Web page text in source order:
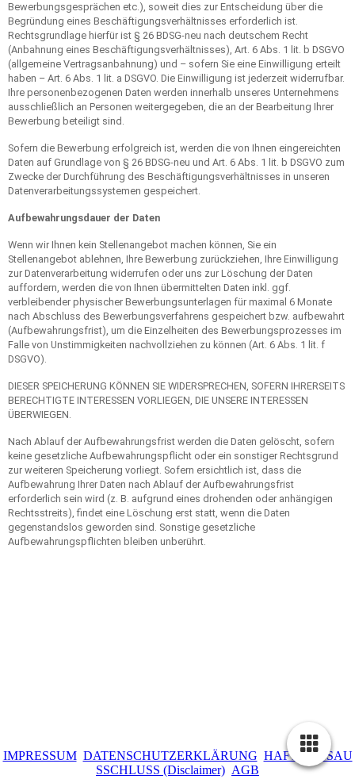
Bewerbungsgesprächen etc.), soweit dies zur Entscheidung über die
Begründung eines Beschäftigungsverhältnisses erforderlich ist.
Rechtsgrundlage hierfür ist § 26 BDSG-neu nach deutschem Recht
(Anbahnung eines Beschäftigungsverhältnisses), Art. 6 Abs. 1 lit. b DSGVO
(allgemeine Vertragsanbahnung) und – sofern Sie eine Einwilligung erteilt
haben – Art. 6 Abs. 1 lit. a DSGVO. Die Einwilligung ist jederzeit widerrufbar.
Ihre personenbezogenen Daten werden innerhalb unseres Unternehmens
ausschließlich an Personen weitergegeben, die an der Bearbeitung Ihrer
Bewerbung beteiligt sind.
Sofern die Bewerbung erfolgreich ist, werden die von Ihnen eingereichten
Daten auf Grundlage von § 26 BDSG-neu und Art. 6 Abs. 1 lit. b DSGVO zum
Zwecke der Durchführung des Beschäftigungsverhältnisses in unseren
Datenverarbeitungssystemen gespeichert.
Aufbewahrungsdauer der Daten
Wenn wir Ihnen kein Stellenangebot machen können, Sie ein
Stellenangebot ablehnen, Ihre Bewerbung zurückziehen, Ihre Einwilligung
zur Datenverarbeitung widerrufen oder uns zur Löschung der Daten
auffordern, werden die von Ihnen übermittelten Daten inkl. ggf.
verbleibender physischer Bewerbungsunterlagen für maximal 6 Monate
nach Abschluss des Bewerbungsverfahrens gespeichert bzw. aufbewahrt
(Aufbewahrungsfrist), um die Einzelheiten des Bewerbungsprozesses im
Falle von Unstimmigkeiten nachvollziehen zu können (Art. 6 Abs. 1 lit. f
DSGVO).
DIESER SPEICHERUNG KÖNNEN SIE WIDERSPRECHEN, SOFERN IHRERSEITS
BERECHTIGTE INTERESSEN VORLIEGEN, DIE UNSERE INTERESSEN
ÜBERWIEGEN.
Nach Ablauf der Aufbewahrungsfrist werden die Daten gelöscht, sofern
keine gesetzliche Aufbewahrungspflicht oder ein sonstiger Rechtsgrund
zur weiteren Speicherung vorliegt. Sofern ersichtlich ist, dass die
Aufbewahrung Ihrer Daten nach Ablauf der Aufbewahrungsfrist
erforderlich sein wird (z. B. aufgrund eines drohenden oder anhängigen
Rechtsstreits), findet eine Löschung erst statt, wenn die Daten
gegenstandslos geworden sind. Sonstige gesetzliche
Aufbewahrungspflichten bleiben unberührt.
IMPRESSUM DATENSCHUTZERKLÄRUNG HAFTUNGSAU
SSCHLUSS (Disclaimer) AGB